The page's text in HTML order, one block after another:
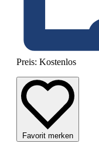
Preis: Kostenlos
Favorit merken